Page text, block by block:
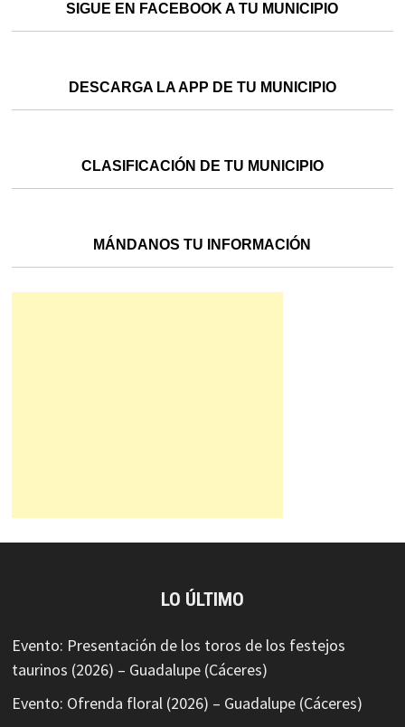
SIGUE EN FACEBOOK A TU MUNICIPIO
DESCARGA LA APP DE TU MUNICIPIO
CLASIFICACIÓN DE TU MUNICIPIO
MÁNDANOS TU INFORMACIÓN
LO ÚLTIMO
Evento: Presentación de los toros de los festejos
taurinos (2026) – Guadalupe (Cáceres)
Evento: Ofrenda floral (2026) – Guadalupe (Cáceres)